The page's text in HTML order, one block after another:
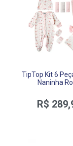
TipTop Kit 6
Naninha
R$